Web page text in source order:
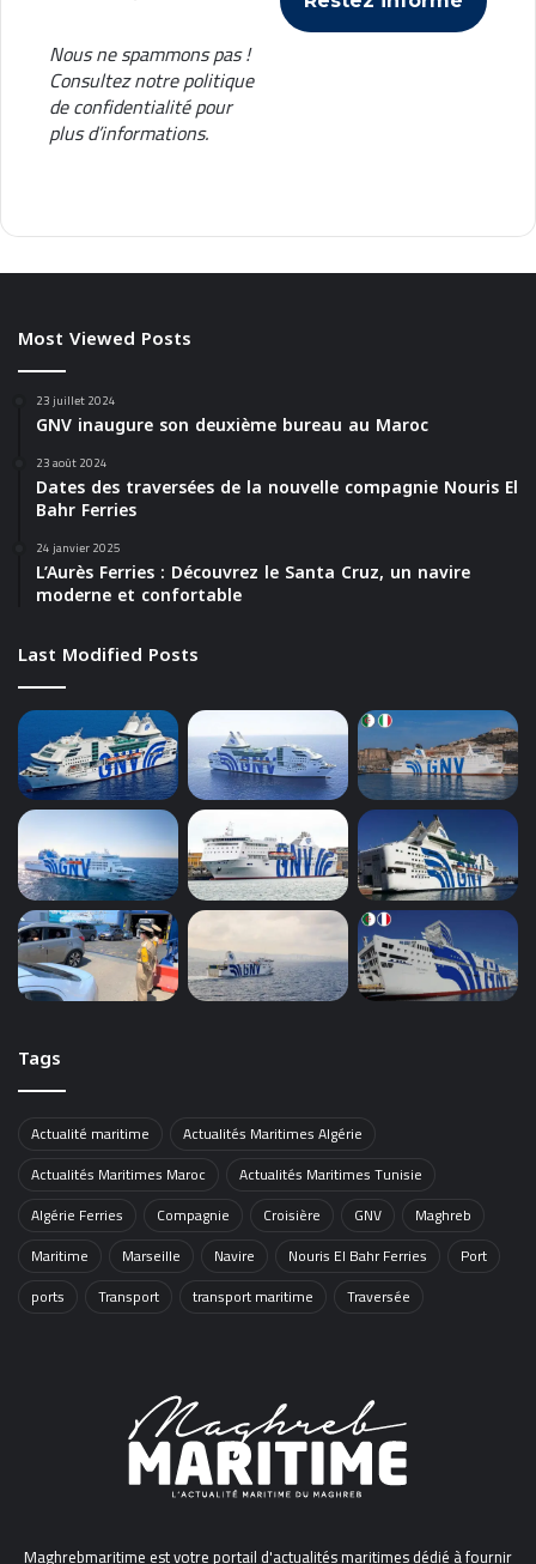
Nous ne spammons pas !
Consultez notrepolitique
de confidentialitépour
plus d’informations.
Most Viewed Posts
23 juillet 2024
GNV inaugure son deuxième bureau au Maroc
23 août 2024
Dates des traversées de la nouvelle compagnie Nouris El
Bahr Ferries
24 janvier 2025
L’Aurès Ferries : Découvrez le Santa Cruz, un navire
moderne et confortable
Last Modified Posts
Tags
Actualité maritime
Actualités Maritimes Algérie
Actualités Maritimes Maroc
Actualités Maritimes Tunisie
Algérie Ferries
Compagnie Croisière GNV
Maghreb
Maritime
Marseille Navire Nouris El Bahr Ferries
Port
ports
Transport transport maritime Traversée
Maghrebmaritime est votre portail d'actualités maritimes dédié à fournir